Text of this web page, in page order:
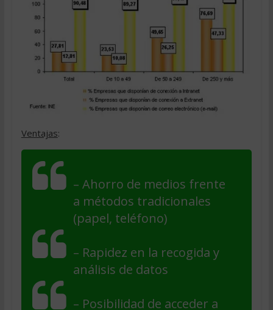
Ventajas:
– Ahorro de medios frente
a métodos tradicionales
(papel, teléfono)
– Rapidez en la recogida y
análisis de datos
– Posibilidad de acceder a